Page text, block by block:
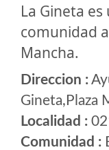
La Gineta
comunidad
Mancha.
Direccion :
Gineta,Plaza
Localidad :
Comunidad :